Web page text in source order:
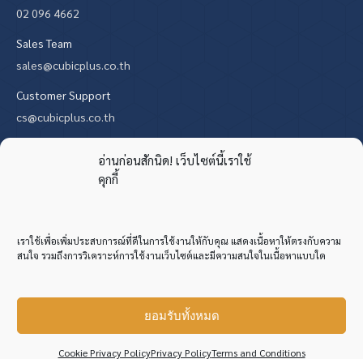
อ่านก่อนสักนิด! เว็บไซต์นี้เราใช้
คุกกี้
เราใช้เพื่อเพิ่มประสบการณ์ที่ดีในการใช้งานให้กับคุณ แสดงเนื้อหาให้ตรงกับความ
สนใจ รวมถึงการวิเคราะห์การใช้งานเว็บไซต์และมีความสนใจในเนื้อหาแบบใด
ยอมรับทั้งหมด
Cookie Privacy PolicyPrivacy PolicyTerms and Conditions
02 096 4662
Sales Team
sales@cubicplus.co.th
Customer Support
cs@cubicplus.co.th
new new
page
new
Website
page
new
Copyright © 2013 Cubic Plus Commercial Co., Ltd. All Rights Reserved.
คุยกับเราสิ!